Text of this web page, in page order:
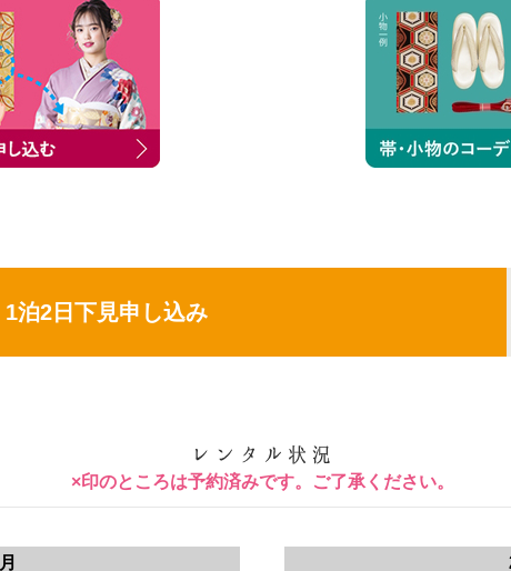
1泊2日下見申し込み
×印のところは予約済みです。ご了承ください。